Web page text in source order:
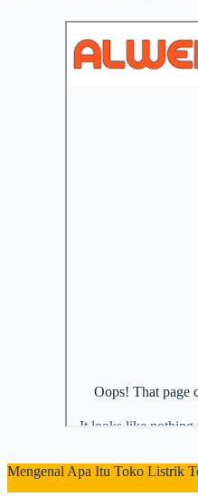
Mengenal Apa Itu Toko Listrik